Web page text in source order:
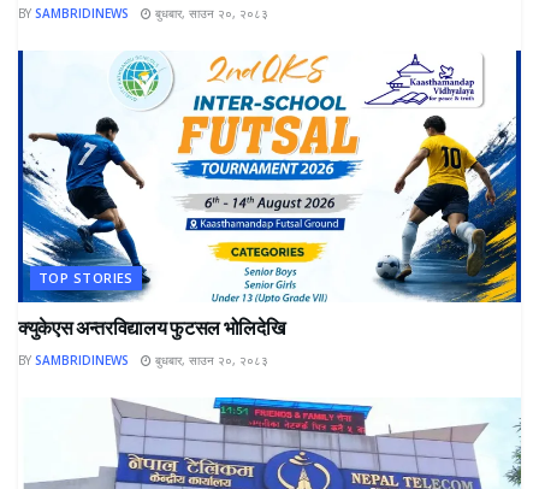
BY SAMBRIDINEWS बुधबार, साउन २०, २०८३
TOP STORIES
क्युकेएस अन्तरविद्यालय फुटसल भोलिदेखि
BY SAMBRIDINEWS बुधबार, साउन २०, २०८३